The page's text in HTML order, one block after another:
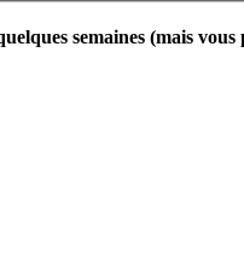
semaines (mais vous